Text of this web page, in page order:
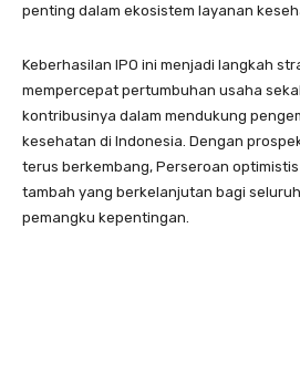
penting dalam ekosistem layanan
Keberhasilan IPO ini menjadi langkah
mempercepat pertumbuhan usaha
kontribusinya dalam mendukung
kesehatan di Indonesia. Dengan
terus berkembang, Perseroan
tambah yang berkelanjutan bagi
pemangku kepentingan.